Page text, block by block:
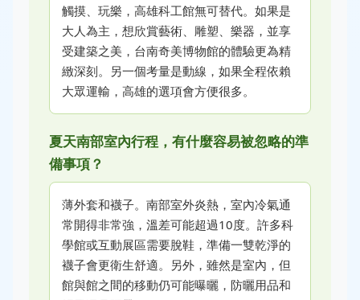
觸摸、玩樂，高雄科工館無可替代。如果是
大人為主，想欣賞藝術、雕塑、樂器，並享
受建築之美，台南奇美博物館的體驗更為精
緻深刻。另一個考量是動線，如果全程依賴
大眾運輸，高雄的選項會方便很多。
夏天南部室內行程，有什麼容易被忽略的準
備事項？
薄外套和襪子。南部室外炎熱，室內冷氣通
常開得非常強，溫差可能超過10度。許多科
學館或互動展區需要脫鞋，準備一雙乾淨的
襪子會更衛生舒適。另外，雖然是室內，但
館與館之間的移動仍可能曝曬，防曬用品和